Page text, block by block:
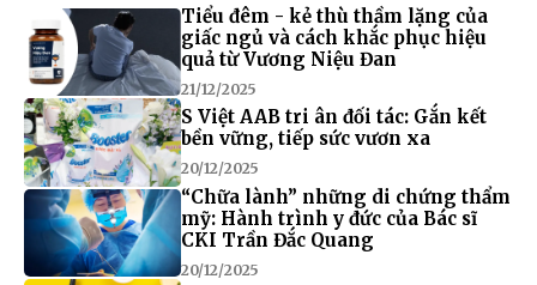
Tiểu đêm - kẻ thù thầm lặng của
giấc ngủ và cách khắc phục hiệu
quả từ Vương Niệu Đan
21/12/2025
S Việt AAB tri ân đối tác: Gắn kết
bền vững, tiếp sức vươn xa
20/12/2025
“Chữa lành” những di chứng thẩm
mỹ: Hành trình y đức của Bác sĩ
CKI Trần Đắc Quang
20/12/2025